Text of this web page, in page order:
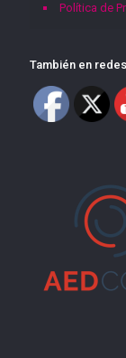
Política de
También en